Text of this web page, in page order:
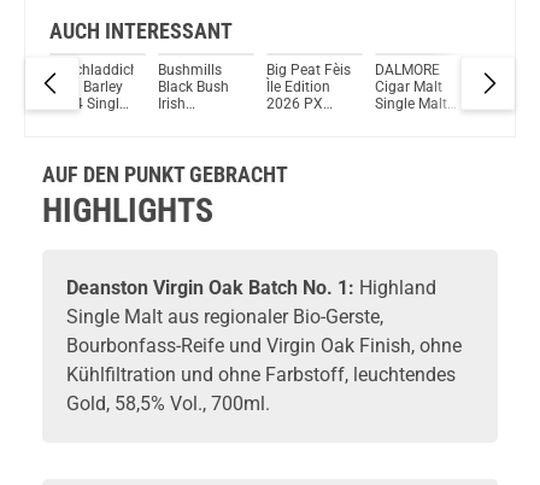
AUCH INTERESSANT
Bruichladdich
Islay Barley
2014 Single
Bushmills
Black Bush
Irish
Big Peat Fèis
Ìle Edition
2026 PX
Scotch
DALMORE
Cigar Malt
Single Malt
The
AUF DEN PUNKT GEBRACHT
HIGHLIGHTS
Deanston Virgin Oak Batch No. 1: Highland
Single Malt aus regionaler Bio-Gerste,
Bourbonfass-Reife und Virgin Oak Finish, ohne
Kühlfiltration und ohne Farbstoff, leuchtendes
Gold, 58,5% Vol., 700ml.